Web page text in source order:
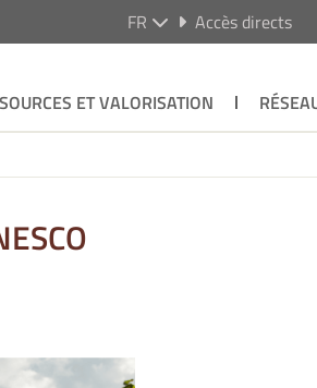
FR Accès directs
ET VALORISATION